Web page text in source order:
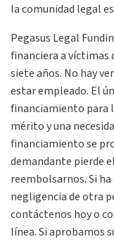
la comunidad legal
Pegasus Legal
financiera a víctimas
siete años. No hay
estar empleado. El
financiamiento para
mérito y una
financiamiento se
demandante pierde
reembolsarnos. Si
negligencia de otra
contáctenos hoy o
línea. Si aprobamos